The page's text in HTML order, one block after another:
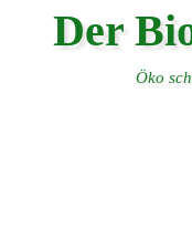
Der
Öko